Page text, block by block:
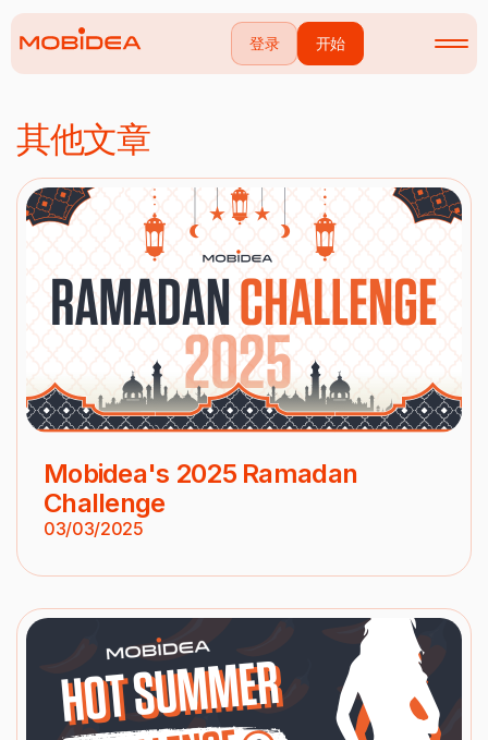
登录 开始
其他文章
Mobidea's 2025 Ramadan
Challenge
03/03/2025